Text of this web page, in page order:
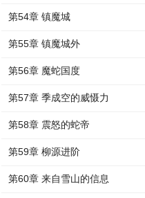
第54章 镇魔城
第55章 镇魔城外
第56章 魔蛇国度
第57章 季成空的威慑力
第58章 震怒的蛇帝
第59章 柳源进阶
第60章 来自雪山的信息